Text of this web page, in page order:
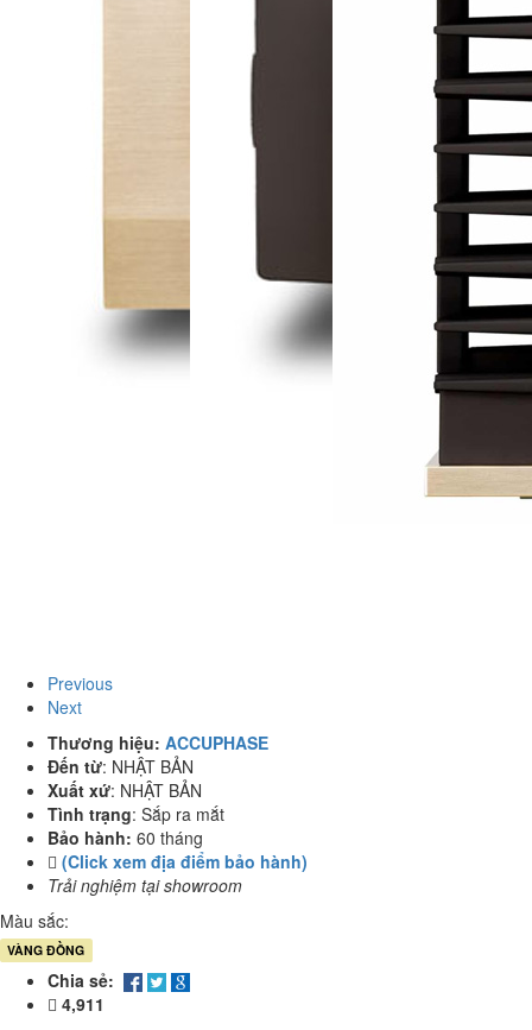
Previous
Next
Thương hiệu: ACCUPHASE
Đến từ: NHẬT BẢN
Xuất xứ: NHẬT BẢN
Tình trạng: Sắp ra mắt
Bảo hành: 60 tháng
(Click xem địa điểm bảo hành)
Trải nghiệm tại showroom
Màu sắc:
VÀNG ĐỒNG
Chia sẻ:
4,911